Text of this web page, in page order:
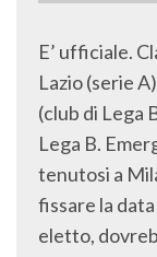
E’ ufficiale.
Lazio (serie
(club di Lega
Lega B.
tenutosi a
fissare la
eletto,